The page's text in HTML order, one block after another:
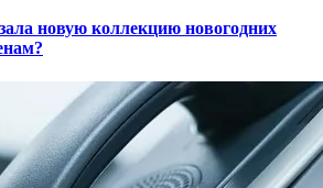
новую коллекцию новогодних